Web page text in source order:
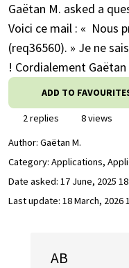
Gaëtan M. asked a
Voici ce mail : « Nous
(req36560). » Je ne
! Cordialement
ADD TO
2 replies
8 views
Author: Gaëtan M.
Category: Applications,
Date asked: 17 June, 2025
Last update: 18 March, 2026
AB